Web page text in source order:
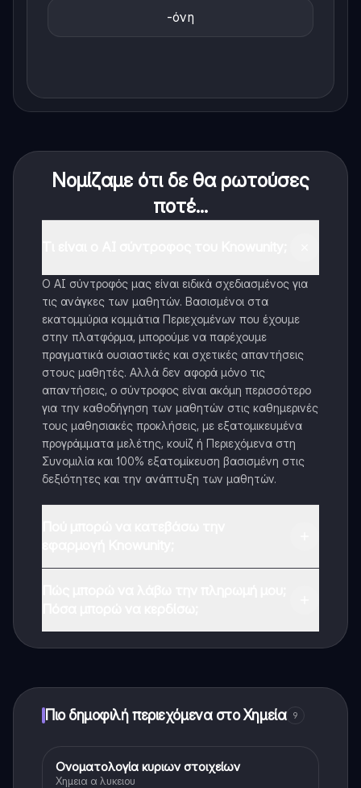
-όνη
Νομίζαμε ότι δε θα ρωτούσες
ποτέ...
Ο AI σύντροφός μας είναι ειδικά σχεδιασμένος για
τις ανάγκες των μαθητών. Βασισμένοι στα
εκατομμύρια κομμάτια Περιεχομένων που έχουμε
στην πλατφόρμα, μπορούμε να παρέχουμε
πραγματικά ουσιαστικές και σχετικές απαντήσεις
στους μαθητές. Αλλά δεν αφορά μόνο τις
απαντήσεις, ο σύντροφος είναι ακόμη περισσότερο
για την καθοδήγηση των μαθητών στις καθημερινές
τους μαθησιακές προκλήσεις, με εξατομικευμένα
προγράμματα μελέτης, κουίζ ή Περιεχόμενα στη
Συνομιλία και 100% εξατομίκευση βασισμένη στις
δεξιότητες και την ανάπτυξη των μαθητών.
Πιο δημοφιλή περιεχόμενα στο Χημεία 9
Χημεία
Ονοματολογία κυριων στοιχείων
Χημεια α λυκειου